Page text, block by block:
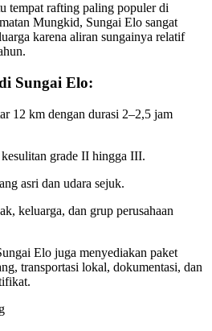
tempat rafting paling populer di
Mungkid, Sungai Elo sangat
karena aliran sungainya relatif
Sungai Elo:
12 km dengan durasi 2–2,5 jam
grade II hingga III.
asri dan udara sejuk.
keluarga, dan grup perusahaan
Elo juga menyediakan paket
transportasi lokal, dokumentasi, dan